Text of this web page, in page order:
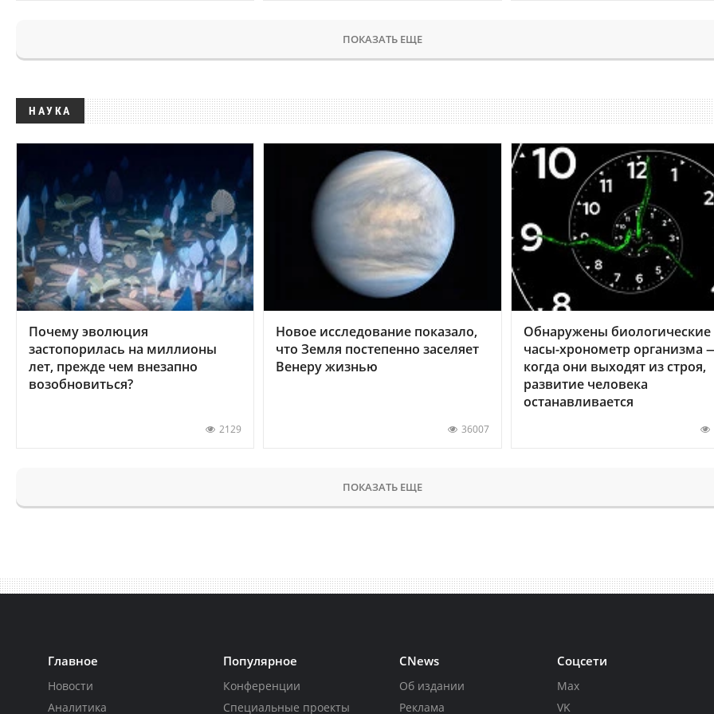
ПОКАЗАТЬ ЕЩЕ
НАУКА
Почему эволюция
застопорилась на миллионы
лет, прежде чем внезапно
возобновиться?
2129
Новое исследование показало,
что Земля постепенно заселяет
Венеру жизнью
36007
Обнаружены биологические
часы-хронометр организма
когда они выходят из строя,
развитие человека
останавливается
ПОКАЗАТЬ ЕЩЕ
Главное
Новости
Аналитика
Популярное
Конференции
Специальные проекты
CNews
Об издании
Реклама
Соцсети
Max
VK